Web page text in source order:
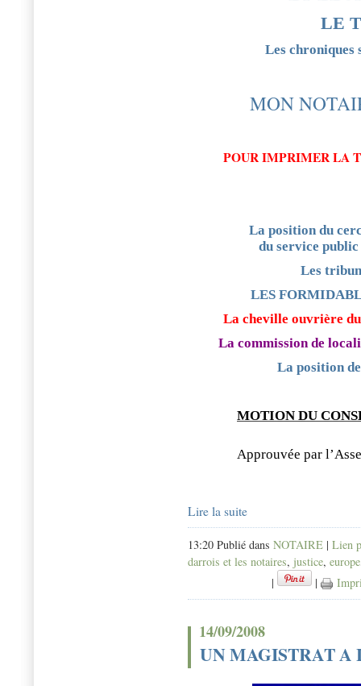
LE
Les chroniques
MON
POUR IMPRIMER LA
La position du
du service
Les
LES
La cheville ouvrière
La commission de
La position
MOTION DU
Approuvée par
Lire la suite
13:20 Publié dans NOTAIRE | Lien
darrois et les notaires, justice, europe
|
|
14/09/2008
UN MAGISTRAT A